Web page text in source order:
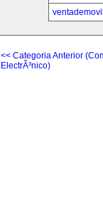
<< Categoria Anterior
ElectrÃ³nico)